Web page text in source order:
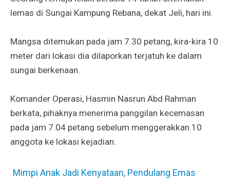
lemas di Sungai Kampung Rebana, dekat Jeli, hari ini.
Mangsa ditemukan pada jam 7.30 petang, kira-kira 10
meter dari lokasi dia dilaporkan terjatuh ke dalam
sungai berkenaan.
Komander Operasi, Hasmin Nasrun Abd Rahman
berkata, pihaknya menerima panggilan kecemasan
pada jam 7.04 petang sebelum menggerakkan 10
anggota ke lokasi kejadian.
Mimpi Anak Jadi Kenyataan, Pendulang Emas